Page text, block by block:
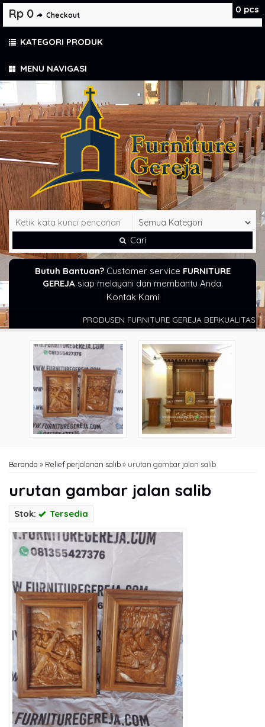
MENU NAVIGASI
Cari
Butuh Bantuan?Customer service FURNITURE
GEREJAsiap melayani dan membantu Anda.
Kontak Kami
PRODUSEN FURNITURE GEREJA BERKUALITAS DAN
Beranda » Relief perjalanan salib» urutan gambar jalan salib
urutan gambar jalan salib
Stok: Tersedia
0 pcs
Rp 0 Checkout
KATEGORI PRODUK